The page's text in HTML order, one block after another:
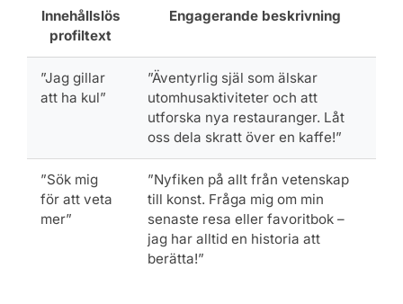
Innehållslös
profiltext
Engagerande beskrivning
”Jag gillar
att ha kul”
”Äventyrlig själ som älskar
utomhusaktiviteter och att
utforska nya restauranger. Låt
oss dela skratt över en kaffe!”
”Sök mig
för att veta
mer”
”Nyfiken på allt från vetenskap
till konst. Fråga mig om min
senaste resa eller favoritbok –
jag har alltid en historia att
berätta!”